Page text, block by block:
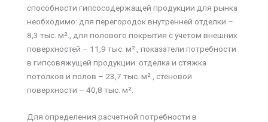
способности гипсосодержащей продукции для рынка
необходимо: для перегородок внутренней отделки –
8,3 тыс. м²., для полового покрытия с учетом внешних
поверхностей – 11,9 тыс. м²., показатели потребности
в гипсовяжущей продукции: отделка и стяжка
потолков и полов – 23,7 тыс. м²., стеновой
поверхности – 40,8 тыс. м².
Для определения расчетной потребности в